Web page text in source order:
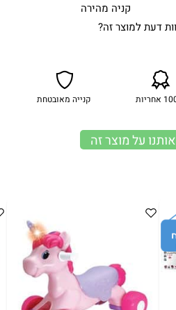
קניה מהירה
דעת למוצר זה?
קנייה מאובטחת
על מוצר זה